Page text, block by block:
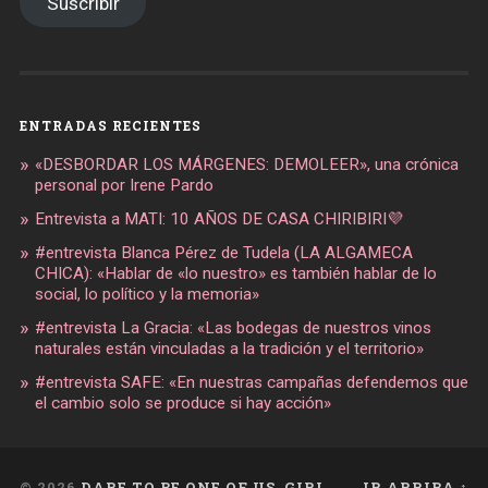
ENTRADAS RECIENTES
«DESBORDAR LOS MÁRGENES: DEMOLEER», una crónica
personal por Irene Pardo
Entrevista a MATI: 10 AÑOS DE CASA CHIRIBIRI💜
#entrevista Blanca Pérez de Tudela (LA ALGAMECA
CHICA): «Hablar de «lo nuestro» es también hablar de lo
social, lo político y la memoria»
#entrevista La Gracia: «Las bodegas de nuestros vinos
naturales están vinculadas a la tradición y el territorio»
#entrevista SAFE: «En nuestras campañas defendemos que
el cambio solo se produce si hay acción»